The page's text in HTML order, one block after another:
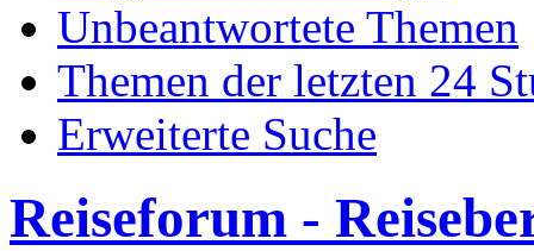
Unbeantwortete Themen
Themen der letzten 24
Erweiterte Suche
Reiseforum -